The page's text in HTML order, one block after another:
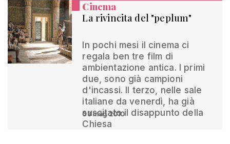
Cinema
La rivincita del "peplum"
In pochi mesi il cinema ci
regala ben tre film di
ambientazione antica. I primi
due, sono già campioni
d'incassi. Il terzo, nelle sale
italiane da venerdì, ha già
suscitato il disappunto della
Chiesa
03 mag 2010